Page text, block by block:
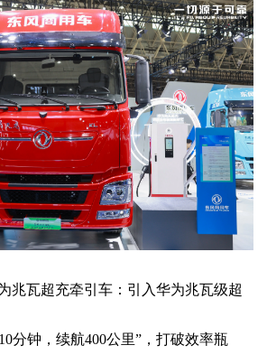
兆瓦超充牵引车：引入华为兆瓦级超
分钟，续航400公里”，打破效率瓶